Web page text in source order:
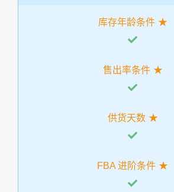
库存年龄条件
售出率条件
供货天数
FBA 进阶条件